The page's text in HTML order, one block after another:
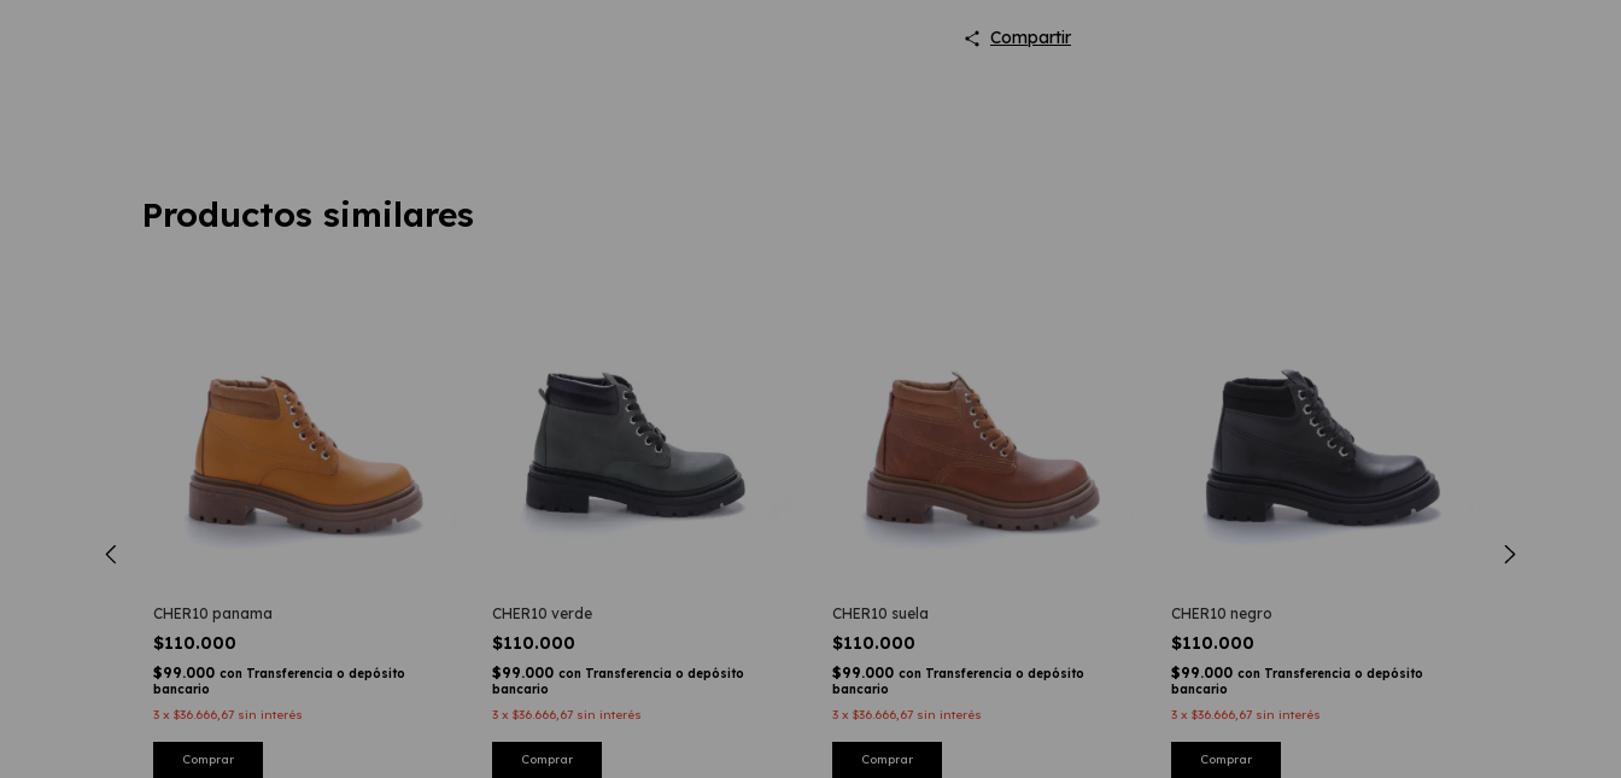
Compartir
Productos similares
CHER10 panama
$110.000
$99.000 con Transferencia o depósito
bancario
3 x $36.666,67 sin interés
Comprar
CHER10 verde
$110.000
$99.000con Transferencia o depósito
bancario
3 x$36.666,67 sin interés
Comprar
CHER10 suela
$110.000
$99.000 con Transferencia o depósito
bancario
3 x $36.666,67 sin interés
Comprar
CHER10 negro
$110.000
$99.000 con Transferencia o depósito
bancario
3 x $36.666,67 sin interés
Comprar